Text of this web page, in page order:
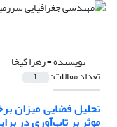
نویسنده =زهرا کیخا
تعداد مقالات: 1
تحلیل فضایی میزان
موثر بر تاب‌آوری در